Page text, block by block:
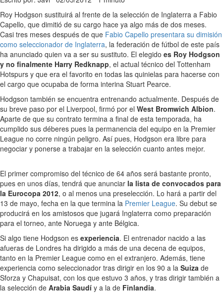
Roy Hodgson sustituirá al frente de la selección de Inglaterra a Fabio
Capello, que dimitió de su cargo hace ya algo más de dos meses.
Casi tres meses después de que Fabio Capello presentara su dimisión
como seleccionador de Inglaterra, la federación de fútbol de este país
ha anunciado quien va a ser su sustituto. El elegido es Roy Hodgson
y no finalmente Harry Redknapp, el actual técnico del Tottenham
Hotspurs y que era el favorito en todas las quinielas para hacerse con
el cargo que ocupaba de forma interina Stuart Pearce.
Hodgson también se encuentra entrenando actualmente. Después de
su breve paso por el Liverpool, firmó por el West Bromwich Albion.
Aparte de que su contrato termina a final de esta temporada, ha
cumplido sus déberes pues la permanencia del equipo en la Premier
League no corre ningún peligro. Así pues, Hodgson era libre para
negociar y ponerse a trabajar en la selección cuanto antes mejor.
El primer compromiso del técnico de 64 años será bastante pronto,
pues en unos días, tendrá que anunciar la lista de convocados para
la Eurocopa 2012, o al menos una preselección. Lo hará a partir del
13 de mayo, fecha en la que termina la Premier League. Su debut se
producirá en los amistosos que jugará Inglaterra como preparación
para el torneo, ante Noruega y ante Bélgica.
Si algo tiene Hodgson es experiencia. El entrenador nacido a las
afueras de Londres ha dirigido a más de una decena de equipos,
tanto en la Premier League como en el extranjero. Además, tiene
experiencia como seleccionador tras dirigir en los 90 a la Suiza de
Sforza y Chapuisat, con los que estuvo 3 años, y tras dirigir también a
la selección de Arabia Saudí y a la de Finlandia.